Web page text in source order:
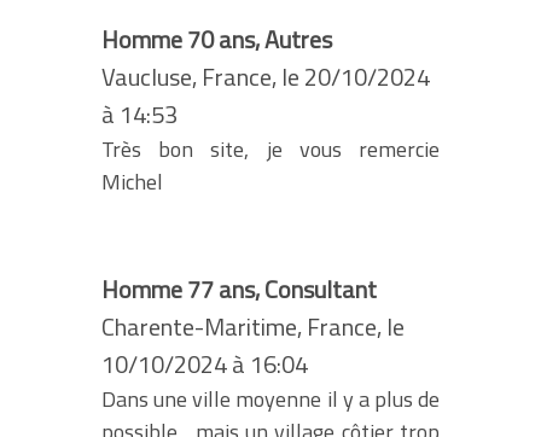
Homme 70 ans, Autres
Vaucluse, France, le 20/10/2024
à 14:53
Très bon site, je vous remercie
Michel
Homme 77 ans, Consultant
Charente-Maritime, France, le
10/10/2024 à 16:04
Dans une ville moyenne il y a plus de